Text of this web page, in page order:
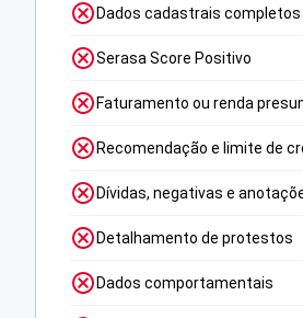
Dados cadastrais completos
Serasa Score Positivo
Faturamento ou renda
Recomendação e limite de
Dívidas, negativas e
Detalhamento de protestos
Dados comportamentais